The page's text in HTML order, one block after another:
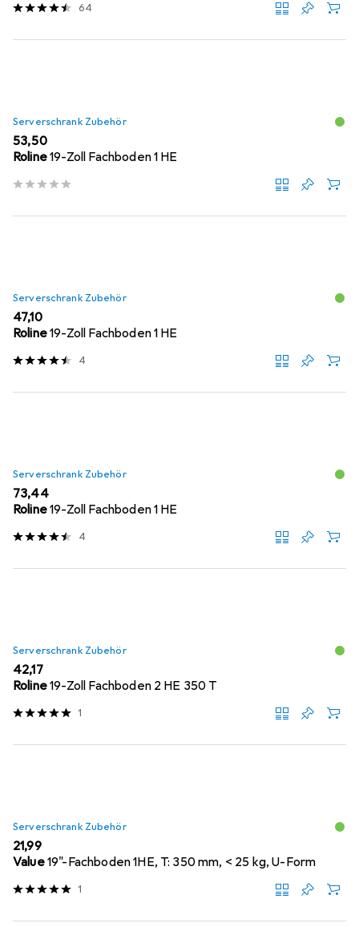
64
Serverschrank Zubehör
EUR
53,50
Roline19-Zoll Fachboden 1 HE
Serverschrank Zubehör
EUR
47,10
Roline19-Zoll Fachboden 1 HE
4
Serverschrank Zubehör
EUR
73,44
Roline19-Zoll Fachboden 1 HE
4
Serverschrank Zubehör
EUR
42,17
Roline19-Zoll Fachboden 2 HE 350 T
1
Serverschrank Zubehör
EUR
21,99
Value19"-Fachboden 1HE, T: 350 mm, < 25 kg, U-Form
1